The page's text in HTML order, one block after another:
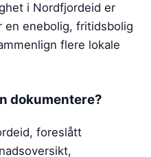
i Nordfjordeid er
en enebolig, fritidsbolig
flere lokale
dokumentere?
foreslått